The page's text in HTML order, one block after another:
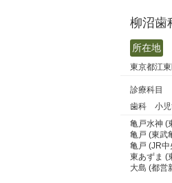
柳沼歯
所在地
東京都江
診療科目
歯科 小児
亀戸水神 (
亀戸 (東武
亀戸 (JR
東あずま (
大島 (都営